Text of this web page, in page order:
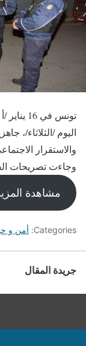
تونس
اليوم /الثلاثاء/،
والاستقرار
وجاءت تصريحات
مشاهدة
Categories: أمن و
جريدة المقال